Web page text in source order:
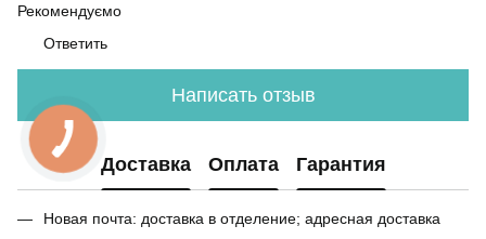
Рекомендуємо
Ответить
Написать отзыв
Доставка Оплата Гарантия
Новая почта: доставка в отделение; адресная доставка